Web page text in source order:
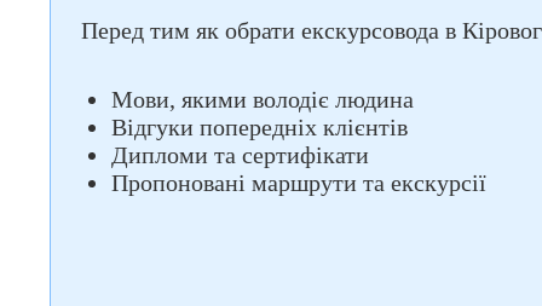
Перед тим як обрати екскурсовода в
Мови, якими володіє людина
Відгуки попередніх клієнтів
Дипломи та сертифікати
Пропоновані маршрути та екскурсії